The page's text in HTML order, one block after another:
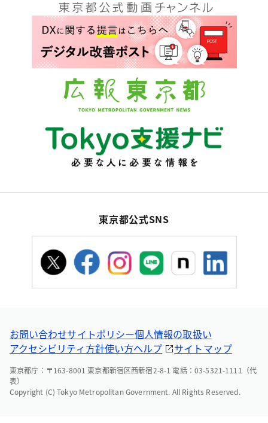
東京都公式SNS
お問い合わせサイトポリシー個人情報の取扱い
アクセシビリティ方針使い方ヘルプ サイトマップ
東京都庁：〒163-8001 東京都新宿区西新宿2-8-1 電話：03-5321-1111（代
表）
Copyright (C) Tokyo Metropolitan Government. All Rights Reserved.